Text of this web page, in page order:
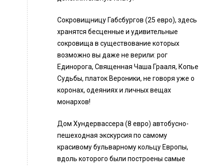
Сокровищницу Габсбургов (25 евро), здесь
хранятся бесценные и удивительные
сокровища в существование которых
возможно вы даже не верили: рог
Единорога, Священная Чаша Грааля, Копье
Судьбы, платок Вероники, не говоря уже о
коронах, одеяниях и личных вещах
монархов!
Дом Хундервассера (8 евро) автобусно-
пешеходная экскурсия по самому
красивому бульварному кольцу Европы,
вдоль которого были построены самые